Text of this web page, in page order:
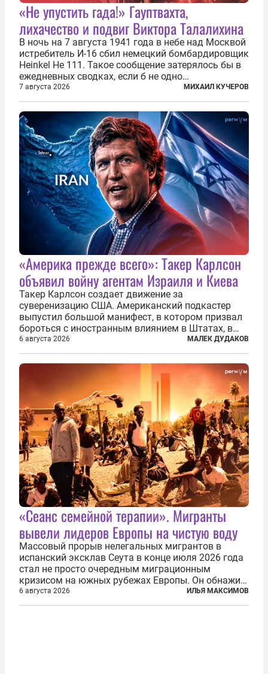
«Не упустить гада!» Гауптвахта,
лихачество и подвиг Виктора Талалихина
В ночь на 7 августа 1941 года в небе над Москвой
истребитель И-16 сбил немецкий бомбардировщик
Heinkel He 111. Такое сообщение затерялось бы в
ежедневных сводках, если б не одно
обстоятельство. Это был один из первых в
истории отечественной авиации ночных таранов.
У пилота — младшего лейтенанта...
7 августа 2026 МИХАИЛ КУЧЕРОВ
«Америка прежде всего»: Такер Карлсон
объявил войну агентам Израиля и Киева
Такер Карлсон создает движение за
суверенизацию США. Американский подкастер
выпустил большой манифест, в котором призвал
бороться с иностранным влиянием в Штатах, в
первую очередь имея в виду Израиль. А также
прекратить заморские войны, выплатить
репарации Ирану, остановить прием мигрантов...
6 августа 2026 МАЛЕК ДУДАКОВ
«Сеанс семейной терапии». Мигранты
вывели лидеров Европы на чистую воду
Массовый прорыв нелегальных мигрантов в
испанский эксклав Сеута в конце июля 2026 года
стал не просто очередным миграционным
кризисом на южных рубежах Европы. Он обнажил
фундаментальный раскол внутри Евросоюза,
продемонстрировав, что десятилетиями
6 августа 2026 ИЛЬЯ МАКСИМОВ